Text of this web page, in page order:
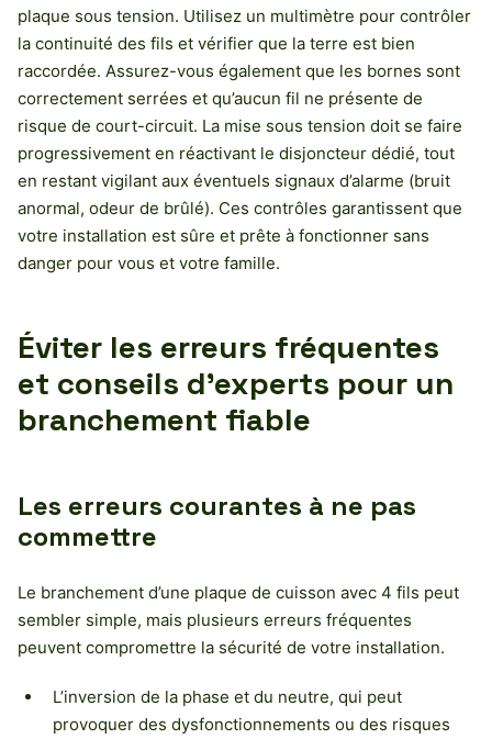
plaque sous tension. Utilisez un multimètre pour contrôler
la continuité des fils et vérifier que la terre est bien
raccordée. Assurez-vous également que les bornes sont
correctement serrées et qu’aucun fil ne présente de
risque de court-circuit. La mise sous tension doit se faire
progressivement en réactivant le disjoncteur dédié, tout
en restant vigilant aux éventuels signaux d’alarme (bruit
anormal, odeur de brûlé). Ces contrôles garantissent que
votre installation est sûre et prête à fonctionner sans
danger pour vous et votre famille.
Éviter les erreurs fréquentes
et conseils d’experts pour un
branchement fiable
Les erreurs courantes à ne pas
commettre
Le branchement d’une plaque de cuisson avec 4 fils peut
sembler simple, mais plusieurs erreurs fréquentes
peuvent compromettre la sécurité de votre installation.
L’inversion de la phase et du neutre, qui peut
provoquer des dysfonctionnements ou des risques